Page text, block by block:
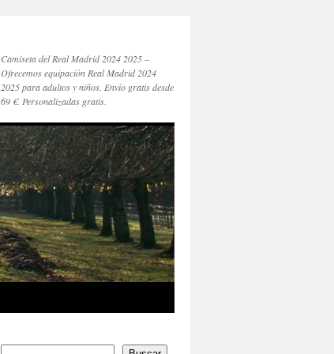
Camiseta del Real Madrid 2024 2025 –
Ofrecemos equipación Real Madrid 2024
2025 para adultos y niños. Envío gratis desde
69 €. Personalizadas gratis.